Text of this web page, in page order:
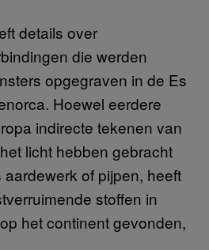
details over
die werden
opgegraven in de Es
Hoewel eerdere
indirecte tekenen van
licht hebben gebracht
of pijpen, heeft
stoffen in
het continent gevonden,